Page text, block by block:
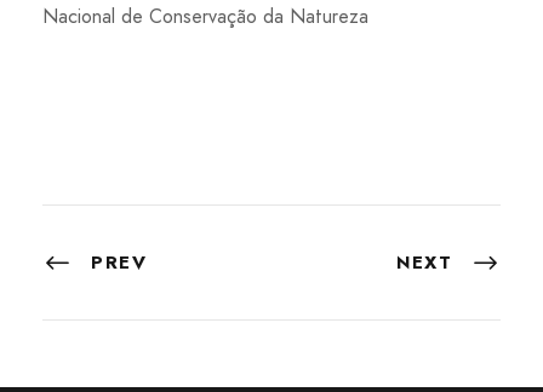
Nacional de Conservação da Natureza
PREV NEXT